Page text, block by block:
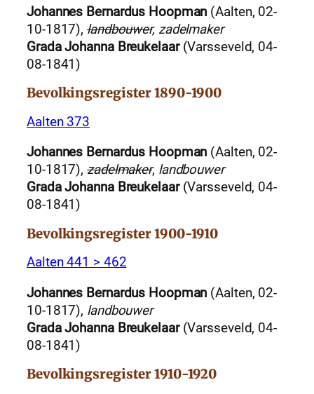
Johannes Bernardus Hoopman (Aalten, 02-
10-1817),landbouwer, zadelmaker
Grada Johanna Breukelaar(Varsseveld, 04-
08-1841)
Bevolkingsregister 1890-1900
Aalten 373
Johannes Bernardus Hoopman (Aalten, 02-
10-1817),zadelmaker, landbouwer
Grada Johanna Breukelaar(Varsseveld, 04-
08-1841)
Bevolkingsregister 1900-1910
Aalten 441 > 462
Johannes Bernardus Hoopman (Aalten, 02-
10-1817), landbouwer
Grada Johanna Breukelaar(Varsseveld, 04-
08-1841)
Bevolkingsregister 1910-1920